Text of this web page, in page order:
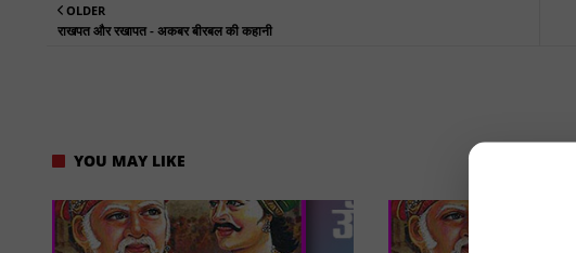
OLDER
राखपत और रखापत - अकबर बीरबल की कहानी
YOU MAY LIKE